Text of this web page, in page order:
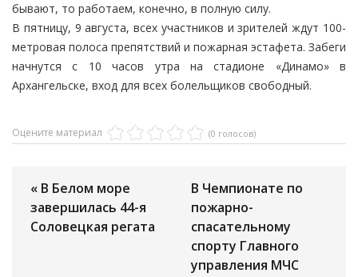
бывают, то работаем, конечно, в полную силу.
В пятницу, 9 августа, всех участников и зрителей ждут 100-
метровая полоса препятствий и пожарная эстафета. Забеги
начнутся с 10 часов утра на стадионе «Динамо» в
Архангельске, вход для всех болельщиков свободный.
Оцените материал (0 голосов)
« В Белом море
завершилась 44-я
Соловецкая регата
В Чемпионате по
пожарно-
спасательному
спорту Главного
управления МЧС